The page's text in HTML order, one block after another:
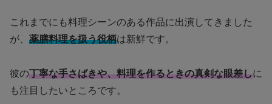
これまでにも料理シーンのある作品に出演してきました
が、 薬膳料理を扱う役柄は新鮮です。
彼の丁寧な手さばきや、料理を作るときの真剣な眼差しに
も注目したいところです。